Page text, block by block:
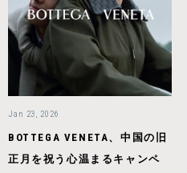
Jan 23, 2026
BOTTEGA VENETA、中国の旧
正月を祝う心温まるキャンペ